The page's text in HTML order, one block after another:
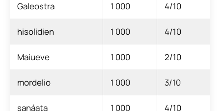
Galeostra 1 000 4/10
hisolidien 1 000 4/10
Maiueve 1 000 2/10
mordelio 1 000 3/10
sanáata 1 000 4/10